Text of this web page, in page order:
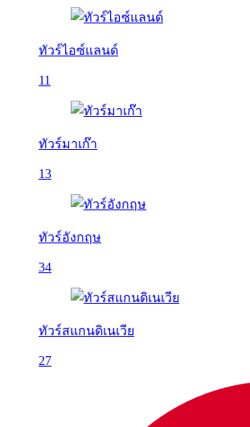
ทัวร์ไอซ์แลนด์
11
ทัวร์มาเก๊า
13
ทัวร์อังกฤษ
34
ทัวร์สแกนดิเนเวีย
27